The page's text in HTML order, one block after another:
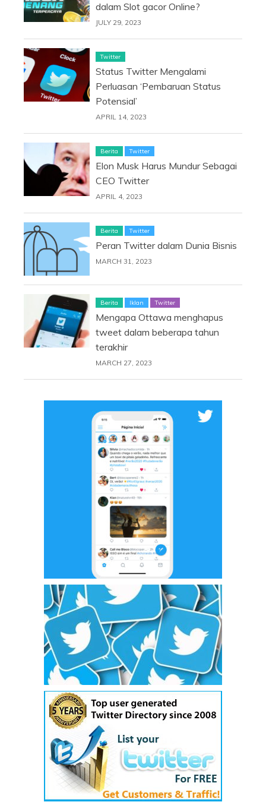
dalam Slot gacor Online?
JULY 29, 2023
Twitter
Status Twitter Mengalami
Perluasan ‘Pembaruan Status
Potensial’
APRIL 14, 2023
Berita Twitter
Elon Musk Harus Mundur Sebagai
CEO Twitter
APRIL 4, 2023
Berita Twitter
Peran Twitter dalam Dunia Bisnis
MARCH 31, 2023
Berita Iklan Twitter
Mengapa Ottawa menghapus
tweet dalam beberapa tahun
terakhir
MARCH 27, 2023